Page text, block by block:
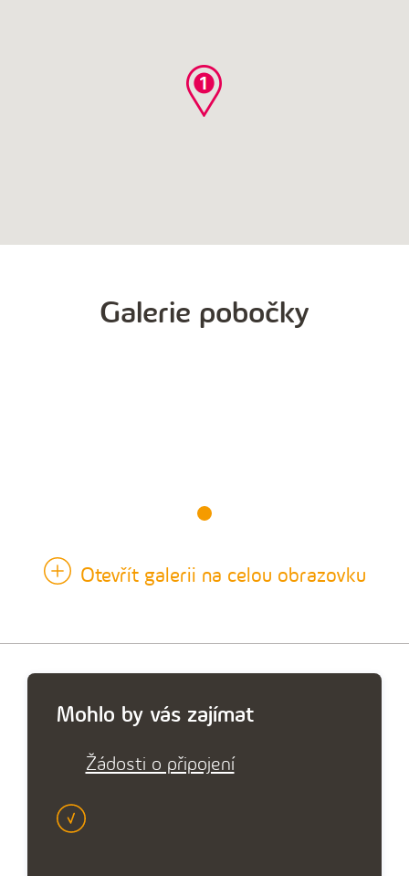
Galerie pobočky
Otevřít galerii na celou obrazovku
Mohlo by vás zajímat
Žádosti o připojení